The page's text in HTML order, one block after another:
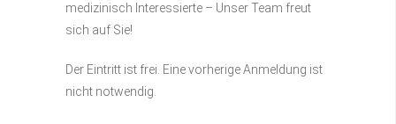
medizinisch Interessierte – Unser Team freut
sich auf Sie!
Der Eintritt ist frei. Eine vorherige Anmeldung ist
nicht notwendig.